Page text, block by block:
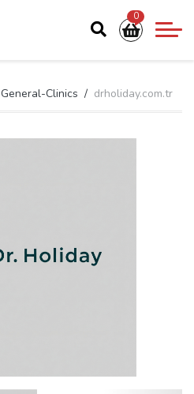
0
General-Clinics drholiday.com.tr